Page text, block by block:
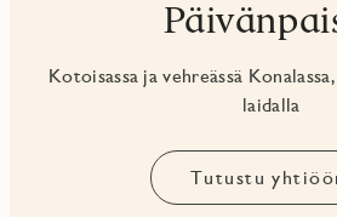
Kotoisassa ja vehreässä
laidalla
Tutustu